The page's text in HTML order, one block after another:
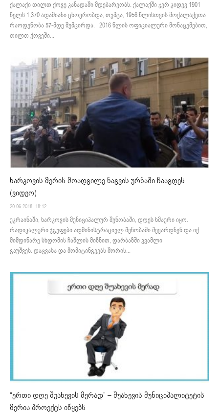
ქალაქი თილთ ქოვე კანადაში მდებარეობს. ქალაქში ჯერ კიდევ 1901
წელს 1,370 ადამიანი ცხოვრობდა, თუმცა, 1956 წლისთვის მოქალაქეთა
რაოდენობა 57-მდე შემცირდა. 2016 წლის ოფიციალური მონაცემებით,
თილთ ქოვეში...
ხარკოვის მერის მოადგილე ნაგვის ურნაში ჩააგდეს
(ვიდეო)
20.06.2018. 18:12
უკრაინაში, ხარკოვის მუნიციპალურ შენობაში, დღეს ხმაური იყო.
რადიკალური ჯგუფები ადმინისტრაციულ შენობაში შევარდნენ და იქ
მიმდინარე სხდომის ჩაშლის მიზნით, დარბაზში კვამლი
გაუშვეს. დაცვასა და მომიტინგეებს შორის...
“ერთი დღე შუახევის მერად” – შუახევის მუნიციპალიტეტის
მერია პროექტს იწყებს